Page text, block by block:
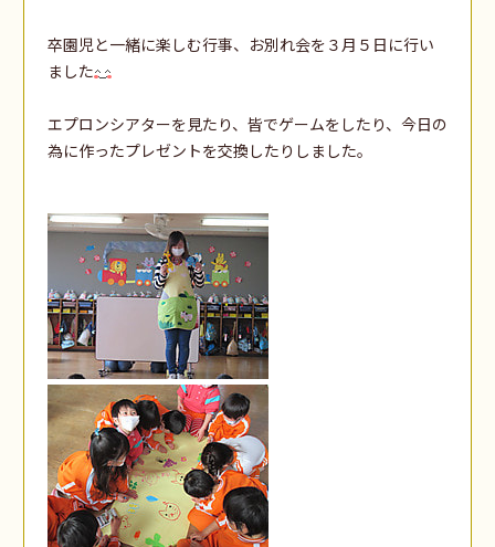
卒園児と一緒に楽しむ行事、お別れ会を３月５日に行い
ました
エプロンシアターを見たり、皆でゲームをしたり、今日の
為に作ったプレゼントを交換したりしました。